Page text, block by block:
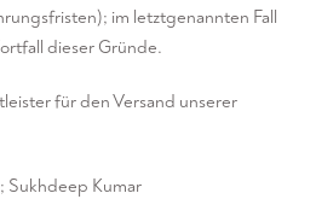
im letztgenannten Fall
dieser Gründe.
für den Versand unserer
Sukhdeep Kumar